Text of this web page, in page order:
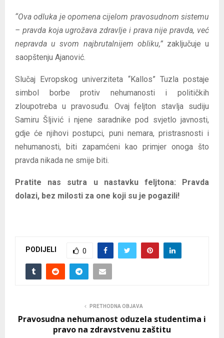
“Ova odluka je opomena cijelom pravosudnom sistemu
– pravda koja ugrožava zdravlje i prava nije pravda, već
nepravda u svom najbrutalnijem obliku,”zaključuje u
saopštenju Ajanović.
Slučaj Evropskog univerziteta “Kallos” Tuzla postaje
simbol borbe protiv nehumanosti i političkih
zloupotreba u pravosuđu. Ovaj feljton stavlja sudiju
Samiru Šljivić i njene saradnike pod svjetlo javnosti,
gdje će njihovi postupci, puni nemara, pristrasnosti i
nehumanosti, biti zapamćeni kao primjer onoga što
pravda nikada ne smije biti.
Pratite nas sutra u nastavku feljtona: Pravda
dolazi, bez milosti za one koji su je pogazili!
PODIJELI 0
PRETHODNA OBJAVA
Pravosudna nehumanost oduzela studentima i
pravo na zdravstvenu zaštitu